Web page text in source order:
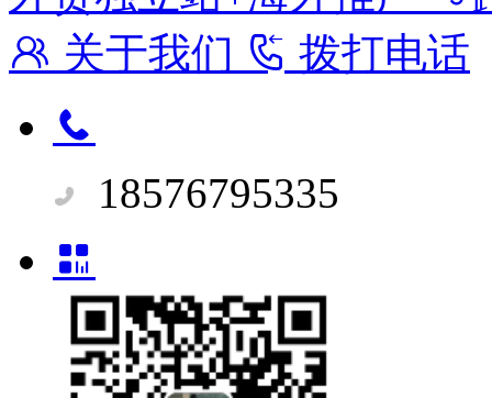
关于我们
拨打电话
18576795335